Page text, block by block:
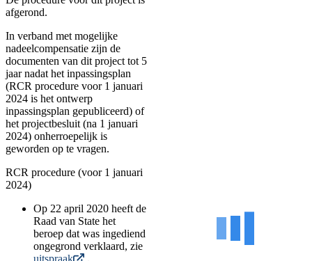
afgerond.
In verband met mogelijke
nadeelcompensatie zijn de
documenten van dit project tot 5
jaar nadat het inpassingsplan
(RCR procedure voor 1 januari
2024 is het ontwerp
inpassingsplan gepubliceerd) of
het projectbesluit (na 1 januari
2024) onherroepelijk is
geworden op te vragen.
RCR procedure (voor 1 januari
2024)
Op 22 april 2020 heeft de
Raad van State het
beroep dat was ingediend
ongegrond verklaard, zie
uitspraak
.